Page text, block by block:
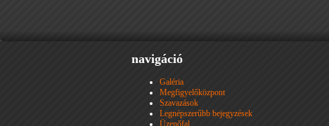
navigáció
Galéria
Megfigyelőközpont
Szavazások
Legnépszerűbb bejegyzések
Üzenőfal